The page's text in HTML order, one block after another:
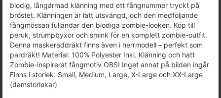
blodig, långärmad klänning med ett fångnummer tryckt på
bröstet. Klänningen är lätt utsvängd, och den medföljande
fångmössan fulländar den blodiga zombie-looken. Köp till
peruk, strumpbyxor och smink för en komplett zombie-outfit.
Denna maskeraddräkt finns även i herrmodell – perfekt som
pardräkt! Material: 100% Polyester Inkl. Klänning och hatt
Zombie-inspirerat fångmotiv OBS! Inget annat på bilden ingår
Finns i storlek: Small, Medium, Large, X-Large och XX-Large
(damstorlekar)